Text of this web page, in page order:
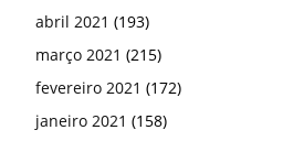
abril 2021 (193)
março 2021 (215)
fevereiro 2021 (172)
janeiro 2021 (158)